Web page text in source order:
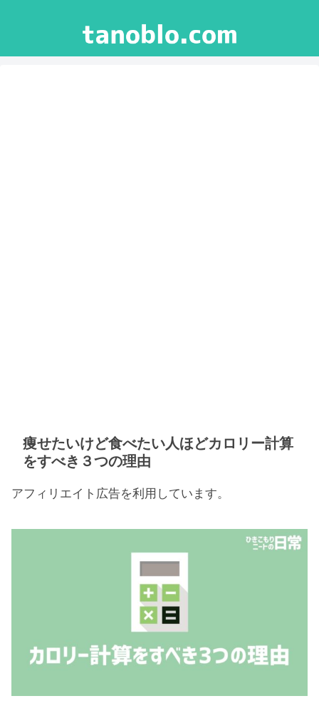
痩せたいけど食べたい人ほどカロリー計算
をすべき３つの理由
アフィリエイト広告を利用しています。